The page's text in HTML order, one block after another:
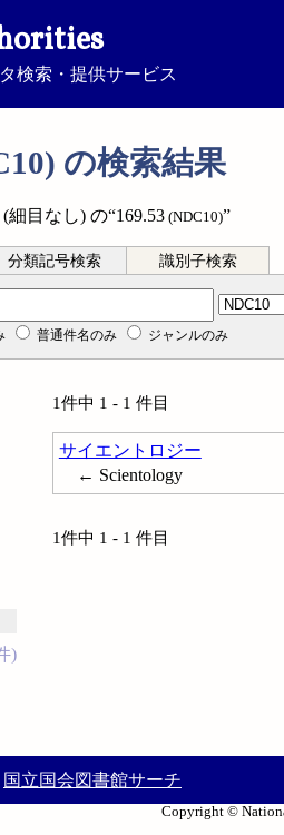
検索・提供サービス
の検索結果
目なし) の“169.53 (NDC10)”
分類記号検索 識別子検索
普通件名のみ ジャンルのみ
)
1件中 1 - 1 件目
サイエントロジー
← Scientology
1件中 1 - 1 件目
国立国会図書館サーチ
Copyright ©